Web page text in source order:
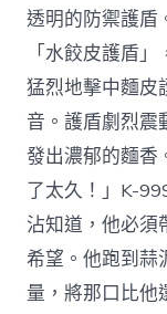
透明的防禦護盾
「水餃皮護盾
猛烈地擊中麵皮
音。護盾劇烈震
發出濃郁的麵香
了太久！」K-
沾知道，他必須
希望。他跑到蒜
量，將那口比他